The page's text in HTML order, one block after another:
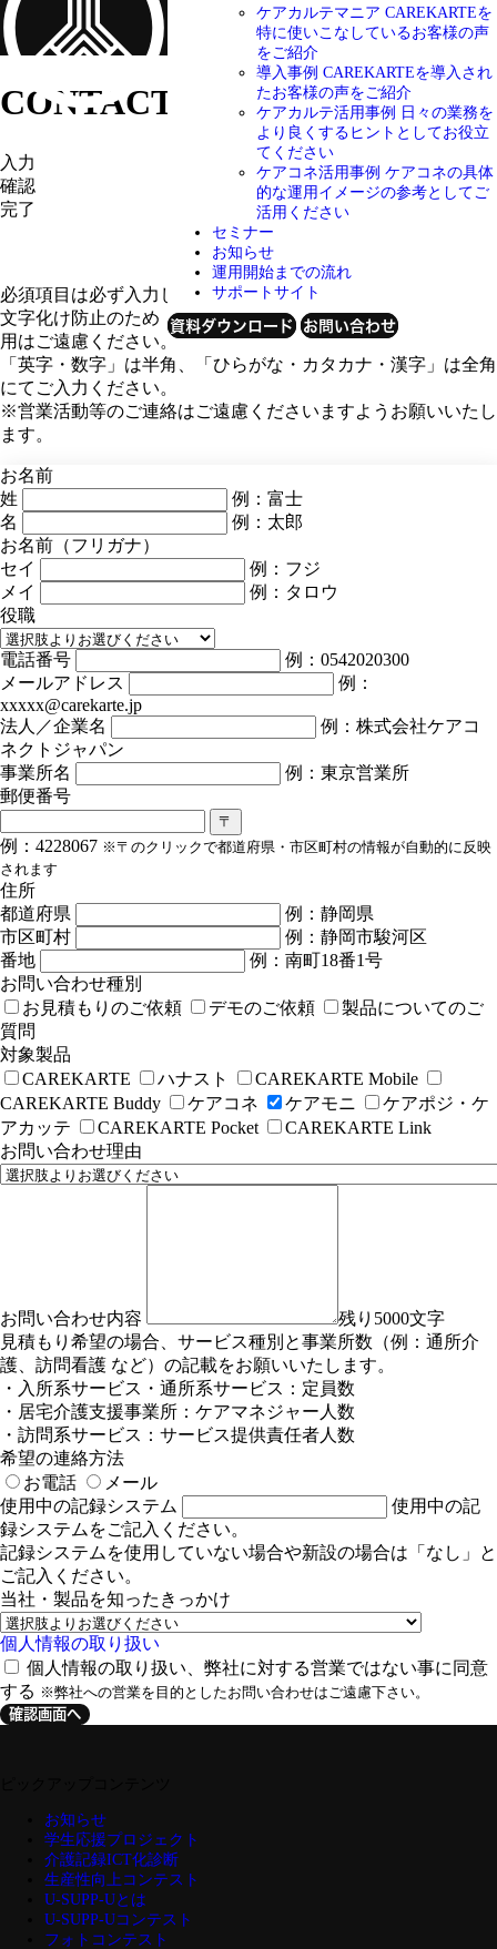
ケアカルテマニア CAREKARTEを
特に使いこなしているお客様の声
をご紹介
導入事例 CAREKARTEを導入され
たお客様の声をご紹介
ケアカルテ活用事例
日々の業務を
より良くするヒントとしてお役立
てください
ケアコネ活用事例 ケアコネの具体
的な運用イメージの参考としてご
活用ください
セミナー
お知らせ
運用開始までの流れ
サポートサイト
資料ダウンロード お問い合わせ
CONTACT お問い合わせ
入力
確認
完了
必須項目は必ず入力してください。
文字化け防止のため「半角カタカナ」「特殊記号・外字」の使
用はご遠慮ください。
「英字・数字」は半角、「ひらがな・カタカナ・漢字」は全角
にてご入力ください。
※営業活動等のご連絡はご遠慮くださいますようお願いいたし
ます。
お名前
姓
例：富士
名
例：太郎
お名前（フリガナ）
セイ
例：フジ
メイ
例：タロウ
役職
電話番号
例：0542020300
メールアドレス
例：
xxxxx@carekarte.jp
法人／企業名
例：株式会社ケアコ
ネクトジャパン
事業所名
例：東京営業所
郵便番号
〒
例：4228067 ※〒のクリックで都道府県・市区町村の情報が自動的に反映
されます
住所
都道府県
例：静岡県
市区町村
例：静岡市駿河区
番地
例：南町18番1号
お問い合わせ種別
お見積もりのご依頼
デモのご依頼
製品についてのご
質問
対象製品
CAREKARTE
ハナスト
CAREKARTE Mobile
CAREKARTE Buddy
ケアコネ ケアモニ
ケアポジ・ケ
アカッテ
CAREKARTE Pocket
CAREKARTE Link
お問い合わせ理由
お問い合わせ内容
残り5000文字
見積もり希望の場合、サービス種別と事業所数（例：通所介
護、訪問看護 など）の記載をお願いいたします。
・入所系サービス・通所系サービス：定員数
・居宅介護支援事業所：ケアマネジャー人数
・訪問系サービス：サービス提供責任者人数
希望の連絡方法
お電話
メール
使用中の記録システム
使用中の記
録システムをご記入ください。
記録システムを使用していない場合や新設の場合は「なし」と
ご記入ください。
当社・製品を知ったきっかけ
個人情報の取り扱い
個人情報の取り扱い、弊社に対する営業ではない事に同意
する ※弊社への営業を目的としたお問い合わせはご遠慮下さい。
確認画面へ
お知らせ
学生応援プロジェクト
介護記録ICT化診断
生産性向上コンテスト
U-SUPP-Uとは
U-SUPP-Uコンテスト
フォトコンテスト